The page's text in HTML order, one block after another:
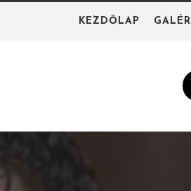
KEZDŐLAP